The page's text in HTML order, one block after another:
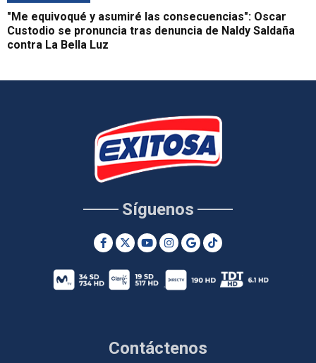
"Me equivoqué y asumiré las consecuencias": Oscar
Custodio se pronuncia tras denuncia de Naldy Saldaña
contra La Bella Luz
Contáctenos
Síguenos